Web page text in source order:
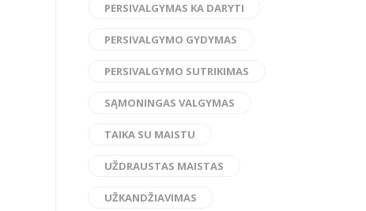
PERSIVALGYMAS KA DARYTI
PERSIVALGYMO GYDYMAS
PERSIVALGYMO SUTRIKIMAS
SĄMONINGAS VALGYMAS
TAIKA SU MAISTU
UŽDRAUSTAS MAISTAS
UŽKANDŽIAVIMAS